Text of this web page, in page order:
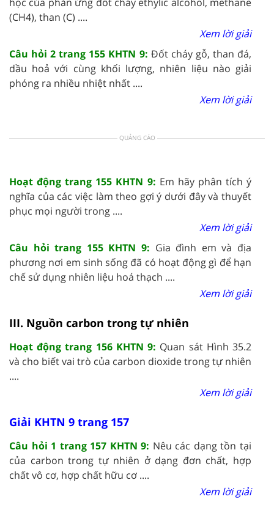
(CH4), than (C) ....
Xem lời giải
Câu hỏi 2 trang 155 KHTN 9: Đốt cháy gỗ, than đá,
dầu hoả với cùng khối lượng, nhiên liệu nào giải
phóng ra nhiều nhiệt nhất ....
Xem lời giải
QUẢNG CÁO
Hoạt động trang 155 KHTN 9: Em hãy phân tích ý
nghĩa của các việc làm theo gợi ý dưới đây và thuyết
phục mọi người trong ....
Xem lời giải
Câu hỏi trang 155 KHTN 9: Gia đình em và địa
phương nơi em sinh sống đã có hoạt động gì để hạn
chế sử dụng nhiên liệu hoá thạch ....
Xem lời giải
III. Nguồn carbon trong tự nhiên
Hoạt động trang 156 KHTN 9: Quan sát Hình 35.2
và cho biết vai trò của carbon dioxide trong tự nhiên
....
Xem lời giải
Giải KHTN 9 trang 157
Câu hỏi 1 trang 157 KHTN 9: Nêu các dạng tồn tại
của carbon trong tự nhiên ở dạng đơn chất, hợp
chất vô cơ, hợp chất hữu cơ ....
Xem lời giải